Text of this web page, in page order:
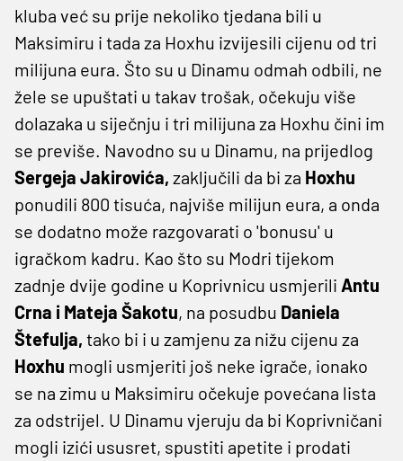
kluba već su prije nekoliko tjedana bili u
Maksimiru i tada za Hoxhu izvijesili cijenu od tri
milijuna eura. Što su u Dinamu odmah odbili, ne
žele se upuštati u takav trošak, očekuju više
dolazaka u siječnju i tri milijuna za Hoxhu čini im
se previše. Navodno su u Dinamu, na prijedlog
Sergeja Jakirovića, zaključili da bi za Hoxhu
ponudili 800 tisuća, najviše milijun eura, a onda
se dodatno može razgovarati o 'bonusu' u
igračkom kadru. Kao što su Modri tijekom
zadnje dvije godine u Koprivnicu usmjerili Antu
Crna i Mateja Šakotu, na posudbu Daniela
Štefulja, tako bi i u zamjenu za nižu cijenu za
Hoxhu mogli usmjeriti još neke igrače, ionako
se na zimu u Maksimiru očekuje povećana lista
za odstrijel. U Dinamu vjeruju da bi Koprivničani
mogli izići ususret, spustiti apetite i prodati